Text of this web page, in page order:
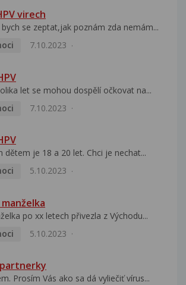
virech
se zeptat,jak poznám zda nemám...
7.10.2023
let se mohou dospělí očkovat na...
7.10.2023
dětem je 18 a 20 let. Chci je nechat...
5.10.2023
po xx letech přivezla z Východu...
5.10.2023
Prosím Vás ako sa dá vyliečiť vírus...